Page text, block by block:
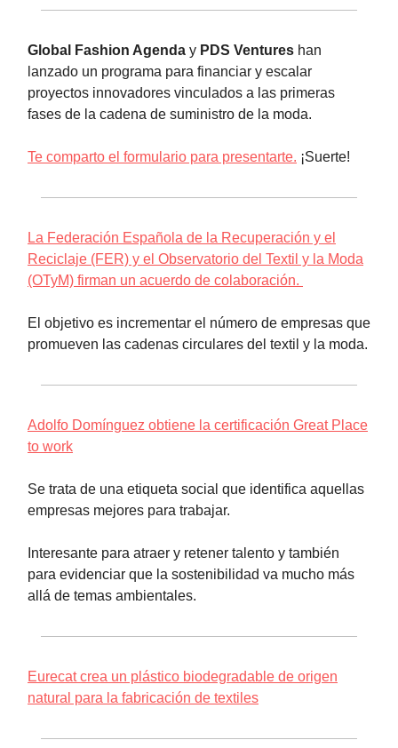
Global Fashion Agenda y PDS Ventures han
lanzado un programa para financiar y escalar
proyectos innovadores vinculados a las primeras
fases de la cadena de suministro de la moda.
Te comparto el formulario para presentarte. ¡Suerte!
La Federación Española de la Recuperación y el
Reciclaje (FER) y el Observatorio del Textil y la Moda
(OTyM) firman un acuerdo de colaboración.
El objetivo es incrementar el número de empresas que
promueven las cadenas circulares del textil y la moda.
Adolfo Domínguez obtiene la certificación Great Place
to work
Se trata de una etiqueta social que identifica aquellas
empresas mejores para trabajar.
Interesante para atraer y retener talento y también
para evidenciar que la sostenibilidad va mucho más
allá de temas ambientales.
Eurecat crea un plástico biodegradable de origen
natural para la fabricación de textiles